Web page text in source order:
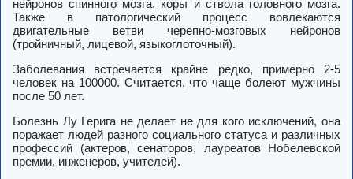
нейронов спинного мозга, коры и ствола головного мозга.
Также в патологический процесс вовлекаются
двигательные ветви черепно-мозговых нейронов
(тройничный, лицевой, языкоглоточный).
Заболевания встречается крайне редко, примерно 2-5
человек на 100000. Считается, что чаще болеют мужчины
после 50 лет.
Болезнь Лу Герига не делает не для кого исключений, она
поражает людей разного социального статуса и различных
профессий (актеров, сенаторов, лауреатов Нобелевской
премии, инженеров, учителей).